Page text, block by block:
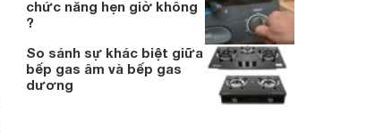
chức năng hẹn giờ không
?
So sánh sự khác biệt giữa
bếp gas âm và bếp gas
dương